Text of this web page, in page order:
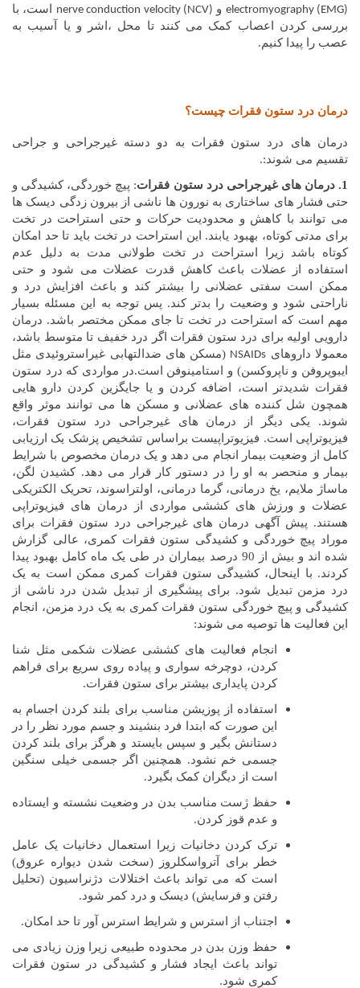
electromyography (EMG) و nerve conduction velocity (NCV)
است، با
بررسی کردن اعصاب کمک می کنند تا محل ،اشر و یا آسیب به
عصب را پیدا کنیم.
درمان درد ستون فقرات چیست؟
درمان های درد ستون فقرات به دو دسته غیرجراحی و جراحی
تقسیم می شوند:.
1. درمان های غیرجراحی درد ستون فقرات
: پیچ خوردگی، کشیدگی و
حتی فشار های ساختاری به نورون ها ناشی از بیرون زدگی دیسک ها
می توانند با کاهش و محدودیت حرکات و حتی استراحت در تخت
برای مدتی کوتاه، بهبود یابند. این استراحت در تخت باید تا حد امکان
کوتاه باشد زیرا استراحت در تخت طولانی مدت به دلیل عدم
استفاده از عضلات باعث کاهش قدرت عضلات می شود و حتی
ممکن است سفتی عضلانی را بیشتر کند و باعث افزایش درد و
ناراحتی شود و وضعیت را بدتر کند. پس توجه به این مسئله بسیار
مهم است که استراحت در تخت تا جای ممکن مختصر باشد. درمان
دارویی اولیه برای درد ستون فقرات اگر درد خفیف تا متوسط باشد،
معمولا داروهای NSAIDs (مسکن های ضدالتهابی غیراستروئیدی مثل
ایبوپروفن و ناپروکسن) و استامینوفن است.در مواردی که درد ستون
فقرات شدیدتر است، اضافه کردن و یا جایگزین کردن دارو هایی
همچون شل کننده های عضلانی و مسکن ها می توانند موثر واقع
شوند. یکی دیگر از درمان های غیرجراحی درد ستون فقرات،
فیزیوتراپی است. فیزیوتراپیست براساس تشخیص پزشک یک ارزیابی
کامل از وضعیت بیمار انجام می دهد و یک درمان مخصوص با شرایط
بیمار و منحصر به او را در دستور کار قرار می دهد. کشیدن لگن،
ماساژ ملایم، یخ درمانی، گرما درمانی، اولتراسوند، تحریک الکتریکی
عضلات و ورزش های کششی مواردی از درمان های فیزیوتراپی
هستند. پیش آگهی درمان های غیرجراحی درد ستون فقرات برای
موراد پیچ خوردگی و کشیدگی ستون فقرات کمری، عالی گزارش
شده اند و بیش از 90 درصد بیماران در طی یک ماه کامل بهبود پیدا
کردند. با اینحال، کشیدگی ستون فقرات کمری ممکن است به یک
درد مزمن تبدیل شود. برای پیشگیری از تبدیل شدن درد ناشی از
کشیدگی و پیچ خوردگی ستون فقرات کمری به یک درد مزمن، انجام
این فعالیت ها توصیه می شوند:
انجام فعالیت های کششی عضلات شکمی مثل شنا
کردن، دوچرخه سواری و پیاده روی سریع برای فراهم
کردن پایداری بیشتر برای ستون فقرات.
استفاده از پوزیشن مناسب برای بلند کردن اجسام به
این صورت که ابتدا فرد بنشیند و جسم مورد نظر را در
دستانش بگیر و سپس بایستد و هرگز برای بلند کردن
جسمی خم نشود. همچنین اگر جسمی خیلی سنگین
است از دیگران کمک بگیرد.
حفظ ژست مناسب بدن در وضعیت نشسته و ایستاده
و عدم قوز کردن.
ترک کردن دخانیات زیرا استعمال دخانیات یک عامل
خطر برای آترواسکلروز (سخت شدن دیواره عروق)
است که می تواند باعث اختلالات دژنراسیون (تحلیل
رفتن و فرسایش) دیسک و درد کمر شود.
اجتناب از استرس و شرایط استرس آور تا حد امکان.
حفظ وزن بدن در محدوده طبیعی زیرا وزن زیادی می
تواند باعث ایجاد فشار و کشیدگی در ستون فقرات
کمری شود.